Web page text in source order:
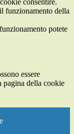
consentire.
funzionamento della
potete
essere
pagina della cookie